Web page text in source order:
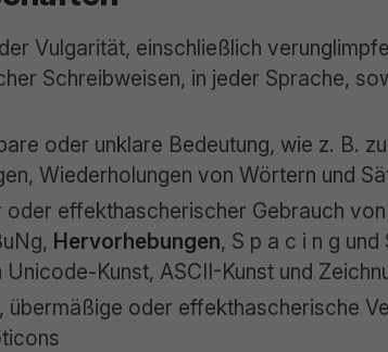
Vulgarität, einschließlich
Schreibweisen, in jeder Sprache,
oder unklare Bedeutung, wie z. B.
Wiederholungen von Wörtern und
oder effekthascherischer Gebrauch
Hervorhebungen, S p a c i n g
Kunst, ASCII-Kunst und
übermäßige oder effekthascherische